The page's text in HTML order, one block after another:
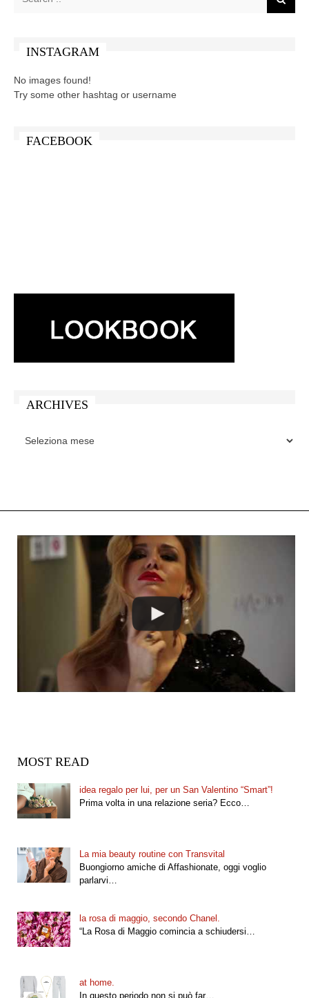
INSTAGRAM
No images found!
Try some other hashtag or username
FACEBOOK
ARCHIVES
MOST READ
idea regalo per lui, per un San Valentino “Smart”!
Prima volta in una relazione seria? Ecco…
La mia beauty routine con Transvital
Buongiorno amiche di Affashionate, oggi voglio
parlarvi…
la rosa di maggio, secondo Chanel.
“La Rosa di Maggio comincia a schiudersi…
at home.
In questo periodo non si può far…